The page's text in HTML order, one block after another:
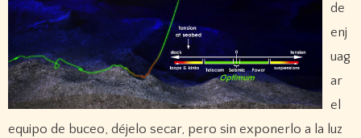
de
enj
uag
ar
el
equipo de buceo, déjelo secar, pero sin exponerlo a la luz